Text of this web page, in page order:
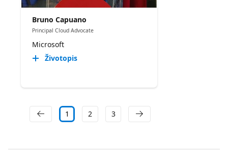
Bruno Capuano
Principal Cloud Advocate
Microsoft
Životopis
1 2 3